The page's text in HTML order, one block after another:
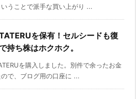
うことで派手な買い上がり ...
を保有！セルシードも復
持ち株はホクホク。
を購入しました。別件で余ったお金
で、ブログ用の口座に ...